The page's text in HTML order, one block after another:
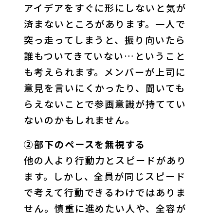
アイデアをすぐに形にしないと気が
済まないところがあります。一人で
突っ走ってしまうと、振り向いたら
誰もついてきていない…ということ
も考えられます。メンバーが上司に
意見を言いにくかったり、聞いても
らえないことで参画意識が持ててい
ないのかもしれません。
②部下のペースを無視する
他の人より行動力とスピードがあり
ます。しかし、全員が同じスピード
で考えて行動できるわけではありま
せん。慎重に進めたい人や、全容が